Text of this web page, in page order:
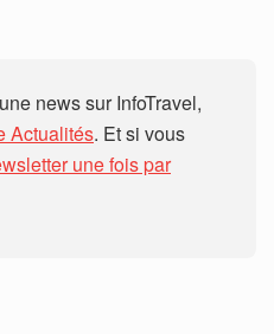
news sur InfoTravel,
Actualités. Et si vous
une fois par